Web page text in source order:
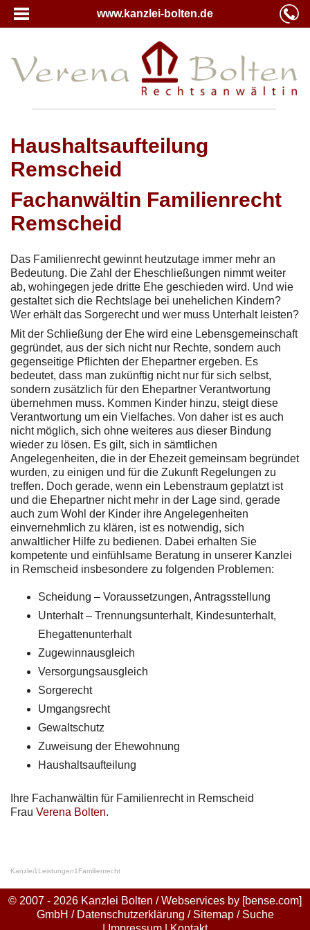
www.kanzlei-bolten.de
Haushaltsaufteilung
Remscheid
Fachanwältin Familienrecht
Remscheid
Das Familienrecht gewinnt heutzutage immer mehr an
Bedeutung. Die Zahl der Eheschließungen nimmt weiter
ab, wohingegen jede dritte Ehe geschieden wird. Und wie
gestaltet sich die Rechtslage bei unehelichen Kindern?
Wer erhält das Sorgerecht und wer muss Unterhalt leisten?
Mit der Schließung der Ehe wird eine Lebensgemeinschaft
gegründet, aus der sich nicht nur Rechte, sondern auch
gegenseitige Pflichten der Ehepartner ergeben. Es
bedeutet, dass man zukünftig nicht nur für sich selbst,
sondern zusätzlich für den Ehepartner Verantwortung
übernehmen muss. Kommen Kinder hinzu, steigt diese
Verantwortung um ein Vielfaches. Von daher ist es auch
nicht möglich, sich ohne weiteres aus dieser Bindung
wieder zu lösen. Es gilt, sich in sämtlichen
Angelegenheiten, die in der Ehezeit gemeinsam begründet
wurden, zu einigen und für die Zukunft Regelungen zu
treffen. Doch gerade, wenn ein Lebenstraum geplatzt ist
und die Ehepartner nicht mehr in der Lage sind, gerade
auch zum Wohl der Kinder ihre Angelegenheiten
einvernehmlich zu klären, ist es notwendig, sich
anwaltlicher Hilfe zu bedienen. Dabei erhalten Sie
kompetente und einfühlsame Beratung in unserer Kanzlei
in Remscheid insbesondere zu folgenden Problemen:
Scheidung – Voraussetzungen, Antragsstellung
Unterhalt – Trennungsunterhalt, Kindesunterhalt,
Ehegattenunterhalt
Zugewinnausgleich
Versorgungsausgleich
Sorgerecht
Umgangsrecht
Gewaltschutz
Zuweisung der Ehewohnung
Haushaltsaufteilung
Ihre Fachanwältin für Familienrecht in Remscheid
Frau Verena Bolten.
Kanzlei1 Leistungen1 Familienrecht
© 2007 - 2026 Kanzlei Bolten / Webservices by [bense.com]
GmbH / Datenschutzerklärung / Sitemap/ Suche